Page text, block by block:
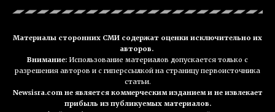
Материалы сторонних СМИ содержат оценки исключительно их
авторов.
Внимание: Использование материалов допускается только с
разрешения авторов и с гиперссылкой на страницу первоисточника
статьи.
Newsisra.com не является коммерческим изданием и не извлекает
прибыль из публикуемых материалов.